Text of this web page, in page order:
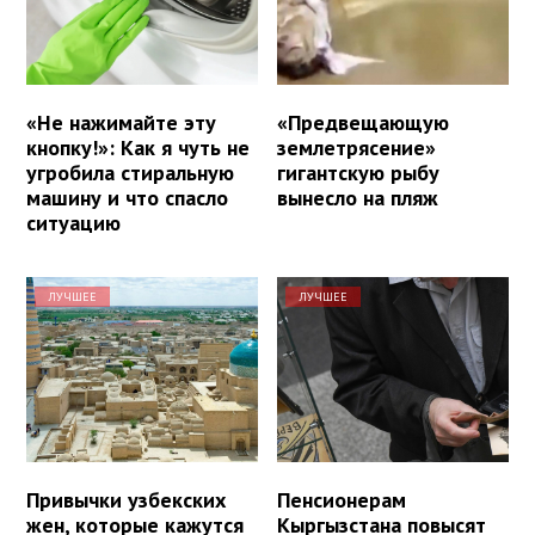
«Не нажимайте эту
кнопку!»: Как я чуть не
угробила стиральную
машину и что спасло
ситуацию
«Предвещающую
землетрясение»
гигантскую рыбу
вынесло на пляж
ЛУЧШЕЕ
Привычки узбекских
жен, которые кажутся
ЛУЧШЕЕ
Пенсионерам
Кыргызстана повысят